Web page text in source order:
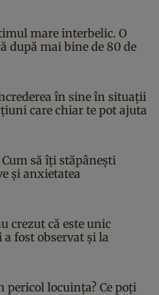
mare interbelic. O
după mai bine de 80 de
în sine în situații
care chiar te pot ajuta
să îți stăpânești
și anxietatea
crezut că este unic
fost observat și la
pericol locuința? Ce poți